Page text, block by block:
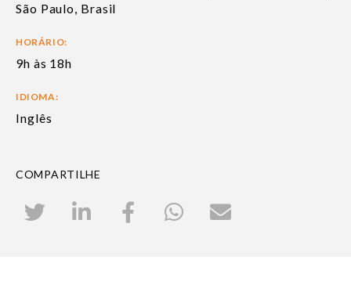
São Paulo, Brasil
HORÁRIO:
9h às 18h
IDIOMA:
Inglês
COMPARTILHE